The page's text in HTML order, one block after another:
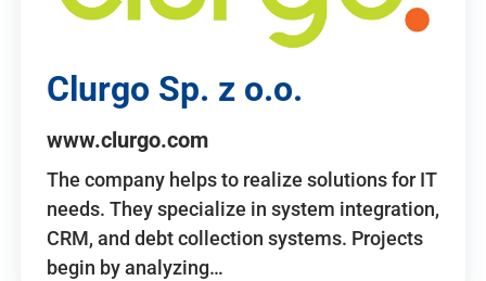
Clurgo Sp. z o.o.
www.clurgo.com
The company helps to realize solutions for IT
needs. They specialize in system integration,
CRM, and debt collection systems. Projects
begin by analyzing…